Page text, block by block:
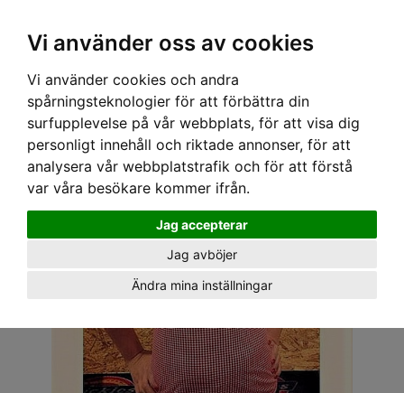
Vi använder oss av cookies
Vi använder cookies och andra
spårningsteknologier för att förbättra din
surfupplevelse på vår webbplats, för att visa dig
personligt innehåll och riktade annonser, för att
analysera vår webbplatstrafik och för att förstå
var våra besökare kommer ifrån.
Jag accepterar
Jag avböjer
Ändra mina inställningar
Hem› DAM›PLUS-STORLEKAR› STEADY CLOTHING TOPP - ABIGAIL RÖD/VIT